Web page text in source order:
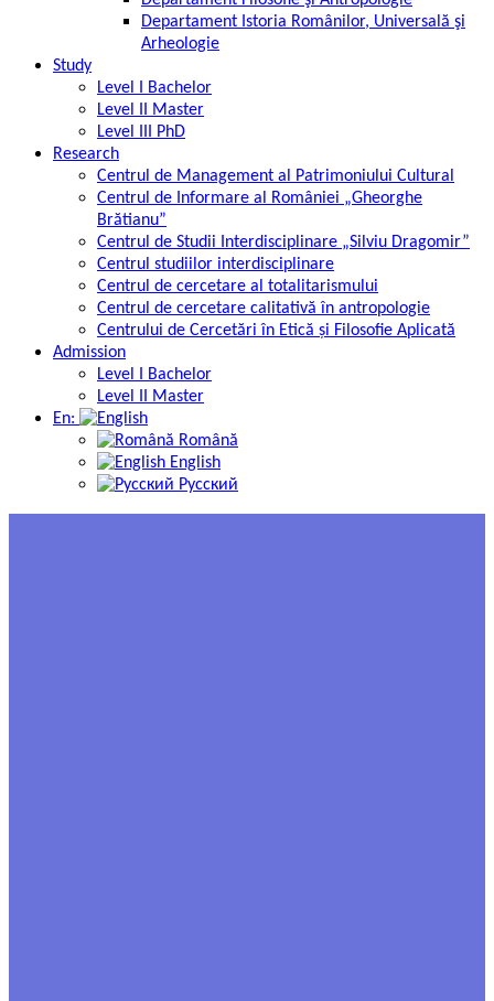
Departament Istoria Românilor, Universală şi
Arheologie
Study
Level I Bachelor
Level II Master
Level III PhD
Research
Centrul de Management al Patrimoniului Cultural
Centrul de Informare al României „Gheorghe
Brătianu”
Centrul de Studii Interdisciplinare „Silviu Dragomir”
Centrul studiilor interdisciplinare
Centrul de cercetare al totalitarismului
Centrul de cercetare calitativă în antropologie
Centrului de Cercetări în Etică și Filosofie Aplicată
Admission
Level I Bachelor
Level II Master
En:
Română
English
Русский